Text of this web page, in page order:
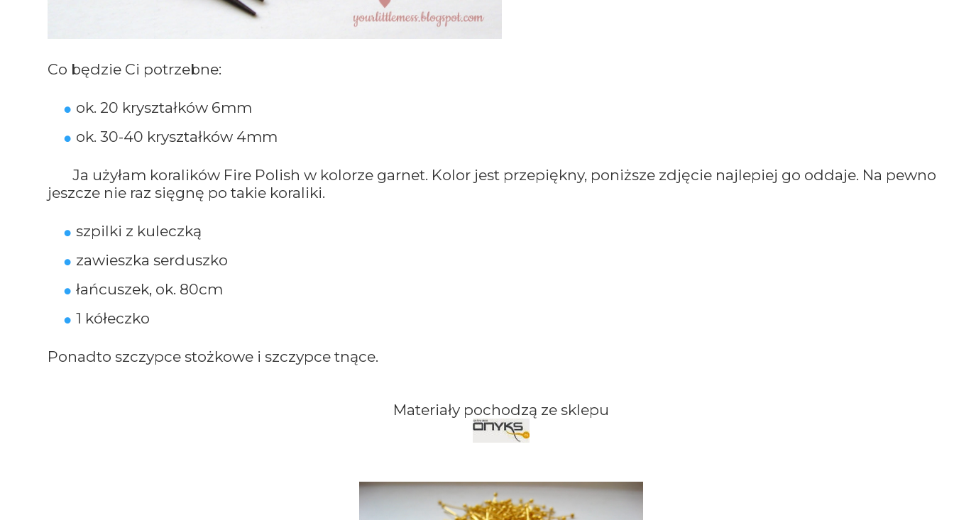
Co będzie Ci potrzebne:
ok. 20 kryształków 6mm
ok. 30-40 kryształków 4mm
Ja użyłam koralików Fire Polish w kolorze garnet. Kolor jest przepiękny, poniższe zdjęcie najlepiej go oddaje. Na pewno
jeszcze nie raz sięgnę po takie koraliki.
szpilki z kuleczką
zawieszka serduszko
łańcuszek, ok. 80cm
1 kółeczko
Ponadto szczypce stożkowe i szczypce tnące.
Materiały pochodzą ze sklepu